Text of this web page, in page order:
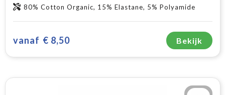
80% Cotton Organic, 15% Elastane, 5% Polyamide
vanaf € 8,50 Bekijk